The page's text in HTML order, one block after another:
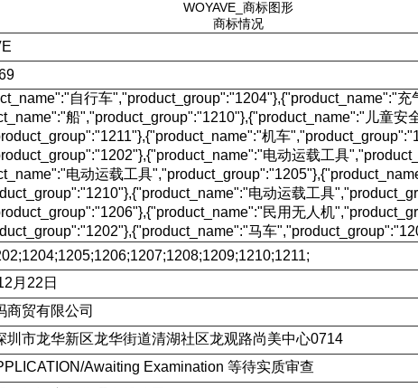
WOYAVE_商标图形
商标情况
自行车","product_group":"1204"},{"product_name":"
船","product_group":"1210"},{"product_name":"儿童安
机车
电动运载工具
电动运载工具
电动运载工具
民用无人机
马车
月22日
商贸有限公司
圳市龙华新区龙华街道清湖社区龙观路尚美中心0714
Awaiting Examination 等待实质审查